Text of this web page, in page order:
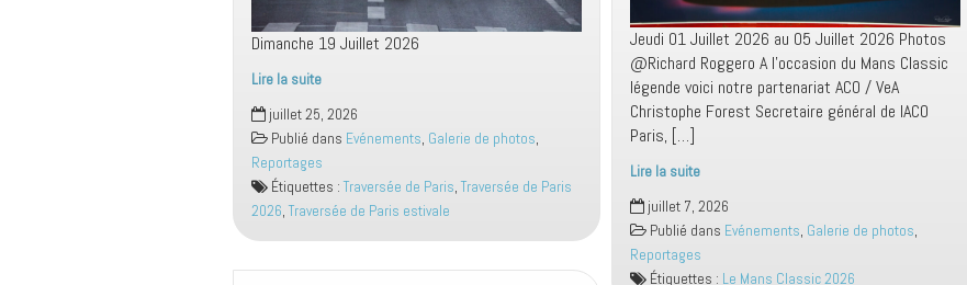
Dimanche 19 Juillet 2026
Lire la suite
TDP
Estivale
2026
Deux
Roues
juillet 25, 2026
Publié dans Evénements, Galerie de photos,
Reportages
Étiquettes : Traversée de Paris, Traversée de Paris
2026, Traversée de Paris estivale
Jeudi 01 Juillet 2026 au 05 Juillet 2026 Photos
@Richard Roggero A l’occasion du Mans Classic
légende voici notre partenariat ACO / VeA
Christophe Forest Secretaire général de lACO
Paris, […]
Lire la suite
Le
Mans
Classic
2026
juillet 7, 2026
Publié dans Evénements, Galerie de photos,
Reportages
Étiquettes : Le Mans Classic 2026